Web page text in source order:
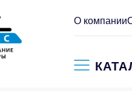
О компании